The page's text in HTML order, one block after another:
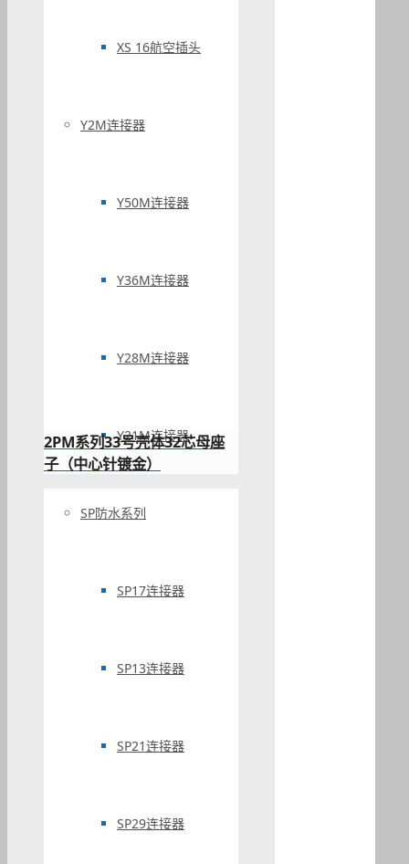
XS 16航空插头
Y2M连接器
Y50M连接器
Y36M连接器
Y28M连接器
Y21M连接器
SP防水系列
SP17连接器
SP13连接器
SP21连接器
SP29连接器
2PM系列33号壳体32芯母座
子（中心针镀金）